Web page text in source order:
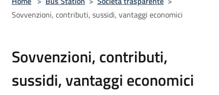
Sovvenzioni, contributi, sussidi, vantaggi economici
Sovvenzioni, contributi,
sussidi, vantaggi economici